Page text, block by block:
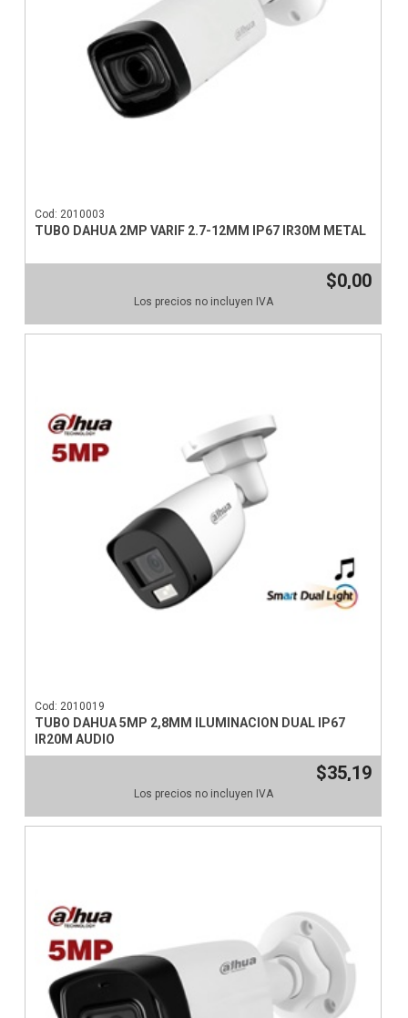
Cod: 2010003
TUBO DAHUA 2MP VARIF 2.7-12MM IP67 IR30M METAL
$0,00
Los precios no incluyen IVA
Cod: 2010019
TUBO DAHUA 5MP 2,8MM ILUMINACION DUAL IP67
IR20M AUDIO
$35,19
Los precios no incluyen IVA